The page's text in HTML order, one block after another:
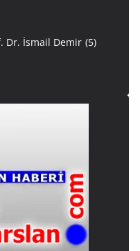
Dr. İsmail Demir (5)